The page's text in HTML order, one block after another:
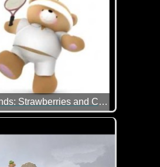
Forever Friends: Strawberries and Cream!
spielen hat es das Bärchen nicht